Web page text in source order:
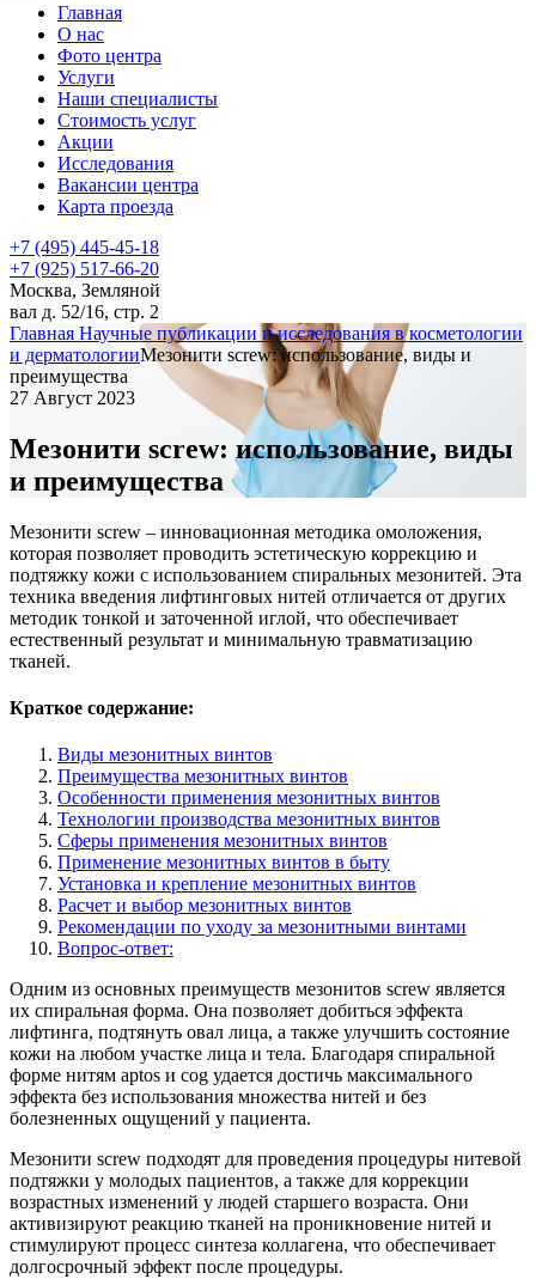
Главная
О нас
Фото центра
Услуги
Наши специалисты
Стоимость услуг
Акции
Исследования
Вакансии центра
Карта проезда
+7 (495) 445-45-18
+7 (925) 517-66-20
Москва, Земляной
вал д. 52/16, стр. 2
Главная Научные публикации и исследования в косметологии
и дерматологииМезонити screw: использование, виды и
преимущества
27 Август 2023
Мезонити screw: использование, виды
и преимущества
Мезонити screw – инновационная методика омоложения,
которая позволяет проводить эстетическую коррекцию и
подтяжку кожи с использованием спиральных мезонитей. Эта
техника введения лифтинговых нитей отличается от других
методик тонкой и заточенной иглой, что обеспечивает
естественный результат и минимальную травматизацию
тканей.
Краткое содержание:
Виды мезонитных винтов
Преимущества мезонитных винтов
Особенности применения мезонитных винтов
Технологии производства мезонитных винтов
Сферы применения мезонитных винтов
Применение мезонитных винтов в быту
Установка и крепление мезонитных винтов
Расчет и выбор мезонитных винтов
Рекомендации по уходу за мезонитными винтами
Вопрос-ответ:
Одним из основных преимуществ мезонитов screw является
их спиральная форма. Она позволяет добиться эффекта
лифтинга, подтянуть овал лица, а также улучшить состояние
кожи на любом участке лица и тела. Благодаря спиральной
форме нитям aptos и cog удается достичь максимального
эффекта без использования множества нитей и без
болезненных ощущений у пациента.
Мезонити screw подходят для проведения процедуры нитевой
подтяжки у молодых пациентов, а также для коррекции
возрастных изменений у людей старшего возраста. Они
активизируют реакцию тканей на проникновение нитей и
стимулируют процесс синтеза коллагена, что обеспечивает
долгосрочный эффект после процедуры.